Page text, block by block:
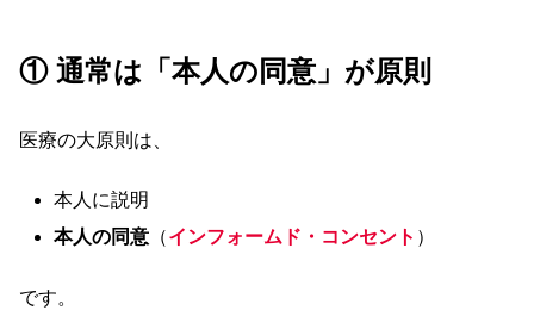
① 通常は「本人の同意」が原則
医療の大原則は、
本人に説明
本人の同意 （インフォームド・コンセント ）
です。